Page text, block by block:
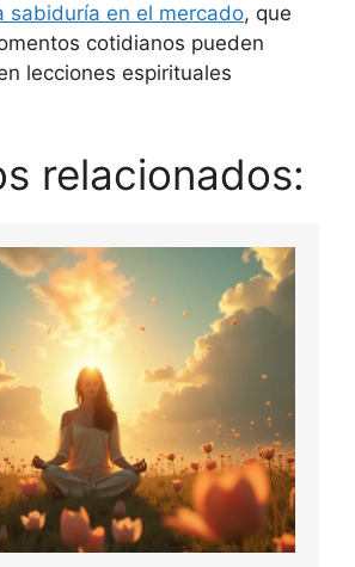
sabiduría en el mercado, que
cotidianos pueden
lecciones espirituales
relacionados: